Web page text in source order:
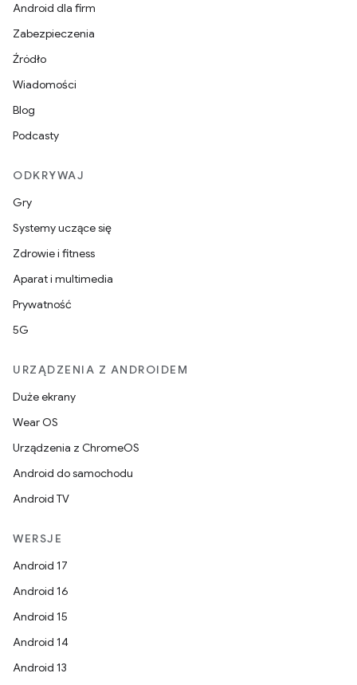
Android dla firm
Zabezpieczenia
Źródło
Wiadomości
Blog
Podcasty
ODKRYWAJ
Gry
Systemy uczące się
Zdrowie i fitness
Aparat i multimedia
Prywatność
5G
URZĄDZENIA Z ANDROIDEM
Duże ekrany
Wear OS
Urządzenia z ChromeOS
Android do samochodu
Android TV
WERSJE
Android 17
Android 16
Android 15
Android 14
Android 13